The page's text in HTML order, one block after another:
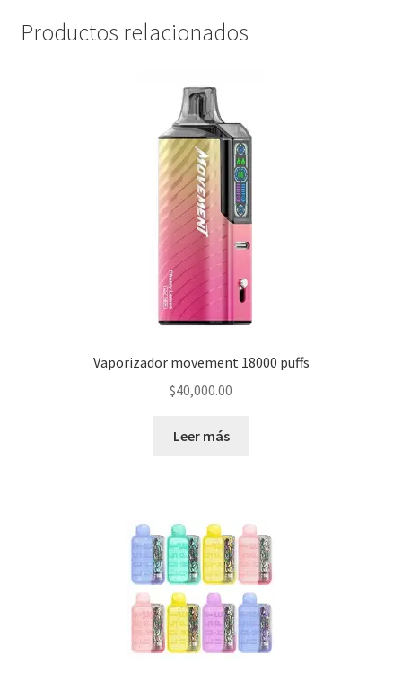
Productos relacionados
Vaporizador movement 18000 puffs
$40,000.00
Leer más